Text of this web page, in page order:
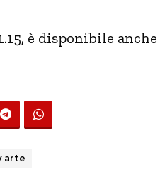
è disponibile anche
arte